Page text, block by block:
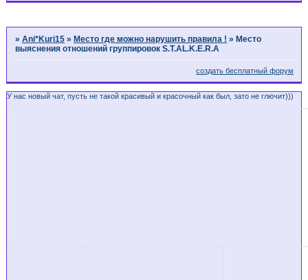
»Ani*Kuri15 » Место где можно нарушить правила ! » Место
выяснения отношений группировок S.T.AL.K.E.R.A
создать бесплатный форум
У нас новый чат, пусть не такой красивый и красочный как был, зато не глючит)))